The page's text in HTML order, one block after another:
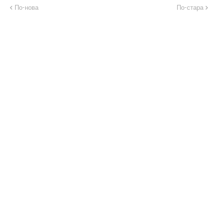
По-нова По-стара